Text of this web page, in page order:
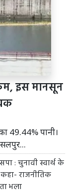
इस मानसून
49.44% पानी।
: चुनावी स्वार्थ के
राजनीतिक
भला